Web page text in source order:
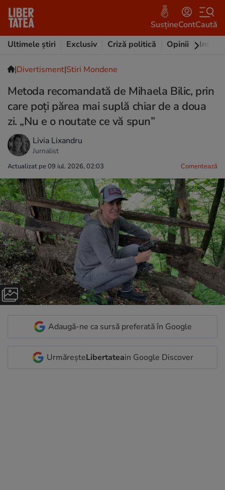
SusțineContCaută
Ultimele știri
Exclusiv Criză politică Opinii
|Divertisment|Stiri Mondene
Metoda recomandată de Mihaela Bilic, prin
care poți părea mai suplă chiar de a doua
zi. „Nu e o noutate ce vă spun”
Livia Lixandru
Jurnalist
Actualizat pe 09 iul. 2026, 02:03 Comentează
Adaugă-ne ca sursă preferată în Google
UrmăreșteLibertateain Google Discover